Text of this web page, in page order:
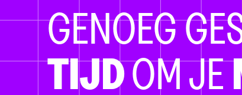
GENOEG
TIJDOM JE